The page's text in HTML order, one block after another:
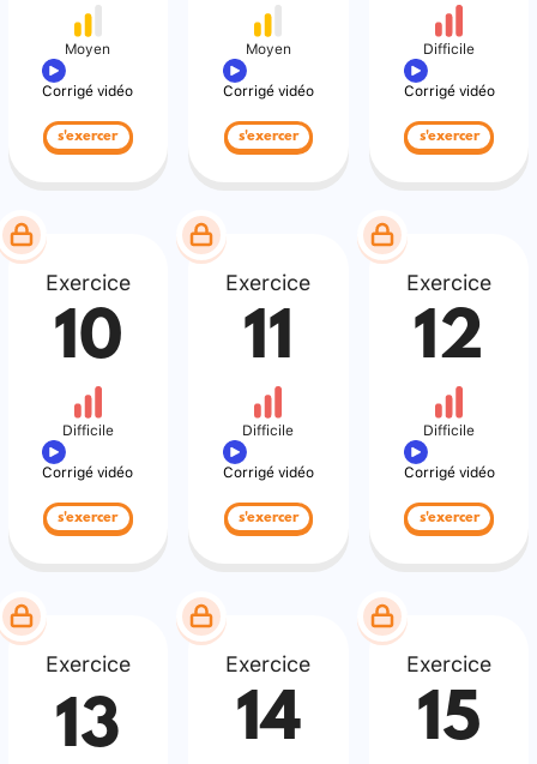
Moyen
Corrigé vidéo
s'exercer
Moyen
Corrigé vidéo
s'exercer
Difficile
Corrigé vidéo
s'exercer
Exercice
10
Difficile
Corrigé vidéo
s'exercer
Exercice
11
Difficile
Corrigé vidéo
s'exercer
Exercice
12
Difficile
Corrigé vidéo
s'exercer
Exercice
13
Exercice
14
Exercice
15